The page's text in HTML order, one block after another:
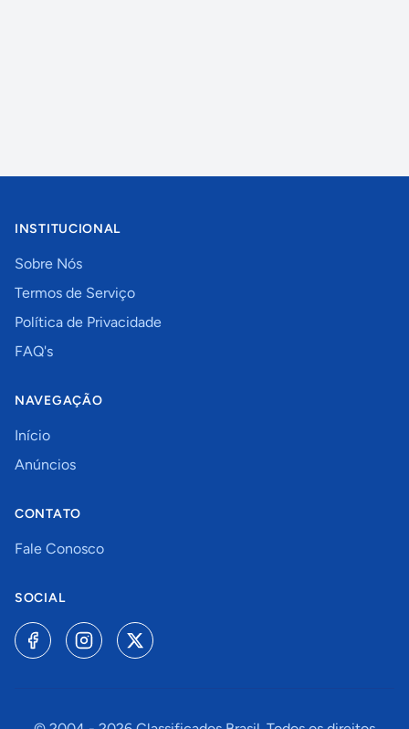
INSTITUCIONAL
Sobre Nós
Termos de Serviço
Política de Privacidade
FAQ's
NAVEGAÇÃO
Início
Anúncios
CONTATO
Fale Conosco
SOCIAL